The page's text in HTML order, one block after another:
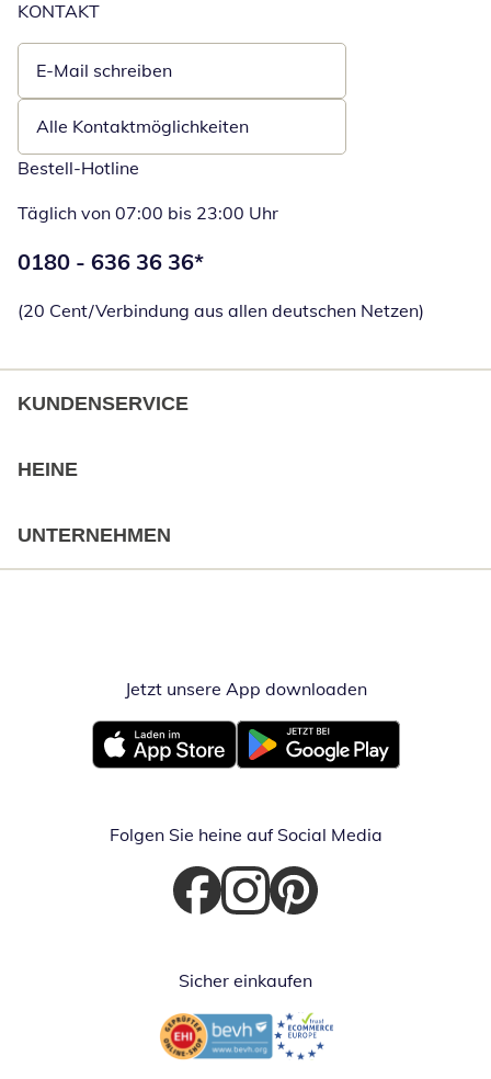
KONTAKT
E-Mail schreiben
Öffnet E-Mail-Client
Alle Kontaktmöglichkeiten
Bestell-Hotline
Täglich von 07:00 bis 23:00 Uhr
Telefonnummer:
0180 - 636 36 36*
(20 Cent/Verbindung aus allen deutschen Netzen)
KUNDENSERVICE
HEINE
UNTERNEHMEN
Jetzt unsere App downloadenÖffnet in
Öffnet in neuem FensterÖffnet in neuem Fenster
Folgen Sie heine auf Social Media
Öffnet in neuem Fenster
Öffnet in neuem Fenster
Öffnet in neuem Fenster
Sicher einkaufen
Öffnet in neuem FensterÖffnet in neuem Fenster